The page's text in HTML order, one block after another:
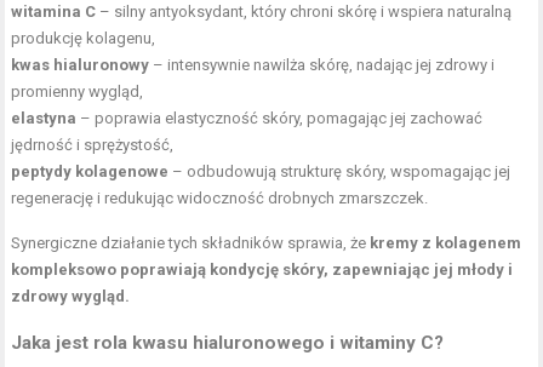
witamina C – silny antyoksydant, który chroni skórę i wspiera naturalną
produkcję kolagenu,
kwas hialuronowy – intensywnie nawilża skórę, nadając jej zdrowy i
promienny wygląd,
elastyna – poprawia elastyczność skóry, pomagając jej zachować
jędrność i sprężystość,
peptydy kolagenowe – odbudowują strukturę skóry, wspomagając jej
regenerację i redukując widoczność drobnych zmarszczek.
Synergiczne działanie tych składników sprawia, że kremy z kolagenem
kompleksowo poprawiają kondycję skóry, zapewniając jej młody i
zdrowy wygląd.
Jaka jest rola kwasu hialuronowego i witaminy C?